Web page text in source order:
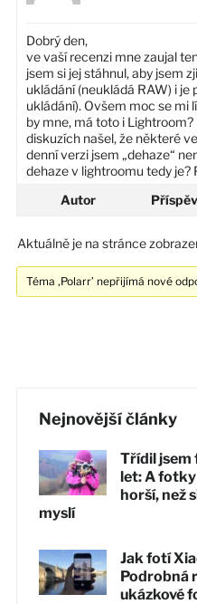
Dobrý den,
ve vaší recenzi mne zaujal
jsem si jej stáhnul, aby jsem
ukládání (neukládá RAW) i
ukládání). Ovšem moc se mi
by mne, má toto i
diskuzích našel, že některé
denní verzi jsem „dehaze“
dehaze v lightroomu tedy je?
Autor
Aktuálně je na stránce
Téma ‚Polarr’ nepřijímá nové
Nejnovější články
Třídil jsem
let: A fotky
horší, než
myslí
Jak fotí
Podrobná
ukázkové